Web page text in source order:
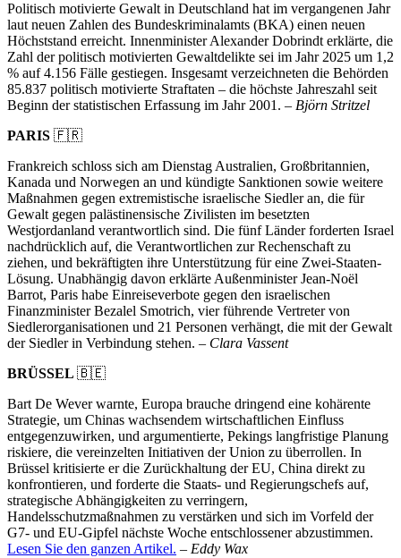
Politisch motivierte Gewalt in Deutschland hat im vergangenen Jahr
laut neuen Zahlen des Bundeskriminalamts (BKA) einen neuen
Höchststand erreicht. Innenminister Alexander Dobrindt erklärte, die
Zahl der politisch motivierten Gewaltdelikte sei im Jahr 2025 um 1,2
% auf 4.156 Fälle gestiegen. Insgesamt verzeichneten die Behörden
85.837 politisch motivierte Straftaten – die höchste Jahreszahl seit
Beginn der statistischen Erfassung im Jahr 2001. – Björn Stritzel
PARIS 🇫🇷
Frankreich schloss sich am Dienstag Australien, Großbritannien,
Kanada und Norwegen an und kündigte Sanktionen sowie weitere
Maßnahmen gegen extremistische israelische Siedler an, die für
Gewalt gegen palästinensische Zivilisten im besetzten
Westjordanland verantwortlich sind. Die fünf Länder forderten Israel
nachdrücklich auf, die Verantwortlichen zur Rechenschaft zu
ziehen, und bekräftigten ihre Unterstützung für eine Zwei-Staaten-
Lösung. Unabhängig davon erklärte Außenminister Jean-Noël
Barrot, Paris habe Einreiseverbote gegen den israelischen
Finanzminister Bezalel Smotrich, vier führende Vertreter von
Siedlerorganisationen und 21 Personen verhängt, die mit der Gewalt
der Siedler in Verbindung stehen. – Clara Vassent
BRÜSSEL 🇧🇪
Bart De Wever warnte, Europa brauche dringend eine kohärente
Strategie, um Chinas wachsendem wirtschaftlichen Einfluss
entgegenzuwirken, und argumentierte, Pekings langfristige Planung
riskiere, die vereinzelten Initiativen der Union zu überrollen. In
Brüssel kritisierte er die Zurückhaltung der EU, China direkt zu
konfrontieren, und forderte die Staats- und Regierungschefs auf,
strategische Abhängigkeiten zu verringern,
Handelsschutzmaßnahmen zu verstärken und sich im Vorfeld der
G7- und EU-Gipfel nächste Woche entschlossener abzustimmen.
Lesen Sie den ganzen Artikel. – Eddy Wax